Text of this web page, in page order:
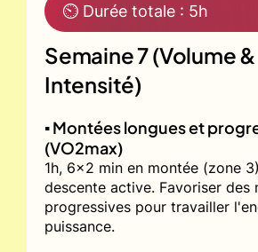
⏲ Durée totale : 5h
Semaine 7 (Volume &
Intensité)
▪️ Montées longues et
(VO2max)
1h, 6x2 min en montée (zone
descente active. Favoriser des
progressives pour travailler
puissance.